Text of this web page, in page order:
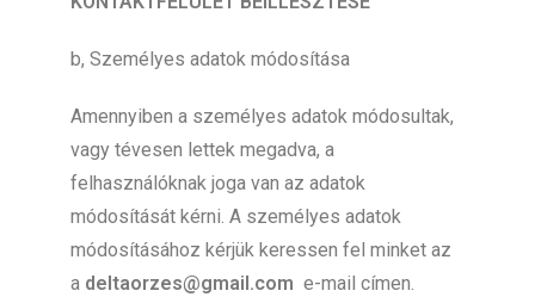
b, Személyes adatok módosítása
Amennyiben a személyes adatok módosultak,
vagy tévesen lettek megadva, a
felhasználóknak joga van az adatok
módosítását kérni. A személyes adatok
módosításához kérjük keressen fel minket az
a deltaorzes@gmail.com e-mail címen.